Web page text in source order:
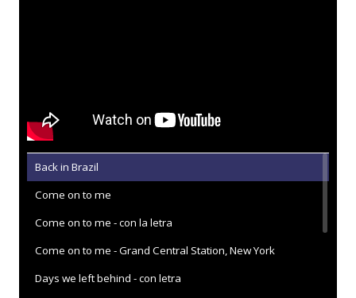
Back in Brazil
Come on to me
Come on to me - con la letra
Come on to me - Grand Central Station, New York
Days we left behind - con letra